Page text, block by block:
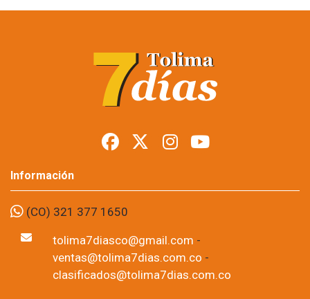
personas cerraron la
Semana del
Campesino en Ibagué
Foto: suministrada a Tolima7Días.
11 de Jun, 2026
La Semana del Campesino 2026 concluyó en Ibagué con un